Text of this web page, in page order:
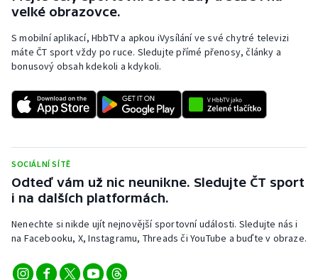
velké obrazovce.
S mobilní aplikací, HbbTV a apkou iVysílání ve své chytré televizi
máte ČT sport vždy po ruce. Sledujte přímé přenosy, články a
bonusový obsah kdekoli a kdykoli.
SOCIÁLNÍ SÍTĚ
Odteď vám už nic neunikne. Sledujte ČT sport
i na dalších platformách.
Nenechte si nikde ujít nejnovější sportovní události. Sledujte nás i
na Facebooku, X, Instagramu, Threads či YouTube a buďte v obraze.